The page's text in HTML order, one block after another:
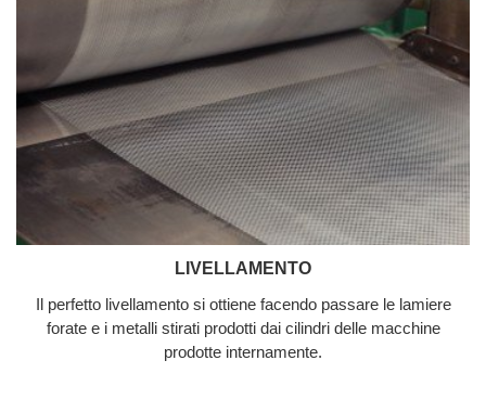
LIVELLAMENTO
Il perfetto livellamento si ottiene facendo passare le lamiere
forate e i metalli stirati prodotti dai cilindri delle macchine
prodotte internamente.